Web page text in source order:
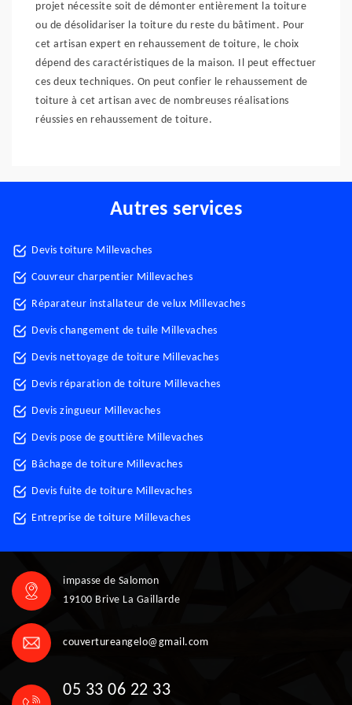
projet nécessite soit de démonter entièrement la toiture
ou de désolidariser la toiture du reste du bâtiment. Pour
cet artisan expert en rehaussement de toiture, le choix
dépend des caractéristiques de la maison. Il peut effectuer
ces deux techniques. On peut confier le rehaussement de
toiture à cet artisan avec de nombreuses réalisations
réussies en rehaussement de toiture.
Autres services
Devis toiture Millevaches
Couvreur charpentier Millevaches
Réparateur installateur de velux Millevaches
Devis changement de tuile Millevaches
Devis nettoyage de toiture Millevaches
Devis réparation de toiture Millevaches
Devis zingueur Millevaches
Devis pose de gouttière Millevaches
Bâchage de toiture Millevaches
Devis fuite de toiture Millevaches
Entreprise de toiture Millevaches
impasse de Salomon
19100 Brive La Gaillarde
couvertureangelo@gmail.com
05 33 06 22 33